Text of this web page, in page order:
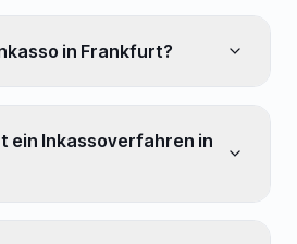
in Frankfurt?
ein Inkassoverfahren in